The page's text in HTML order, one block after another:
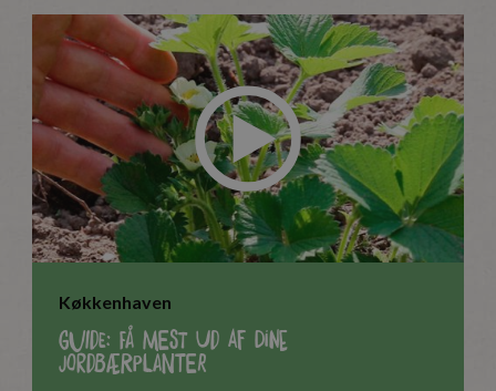
Køkkenhaven
Guide: Få mest ud af dine
jordbærplanter